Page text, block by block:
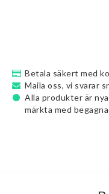
Betala säkert med
Maila oss, vi svarar
Alla produkter är
märkta med